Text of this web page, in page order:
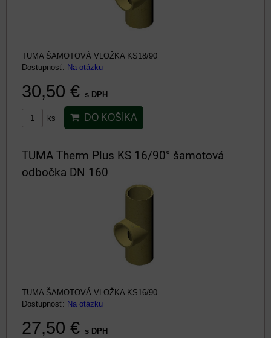
TUMA ŠAMOTOVÁ VLOŽKA KS18/90
Dostupnosť: Na otázku
30,50 € s DPH
ks DO KOŠÍKA
TUMA Therm Plus KS 16/90° šamotová
odbočka DN 160
TUMA ŠAMOTOVÁ VLOŽKA KS16/90
Dostupnosť: Na otázku
27,50 € s DPH